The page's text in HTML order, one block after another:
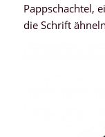
Pappschachtel,
die Schrift